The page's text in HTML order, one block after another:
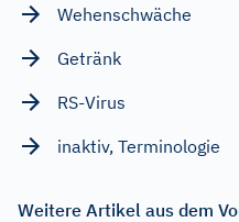
Wehenschwäche
Getränk
RS-Virus
inaktiv, Terminologie
Weitere Artikel aus dem